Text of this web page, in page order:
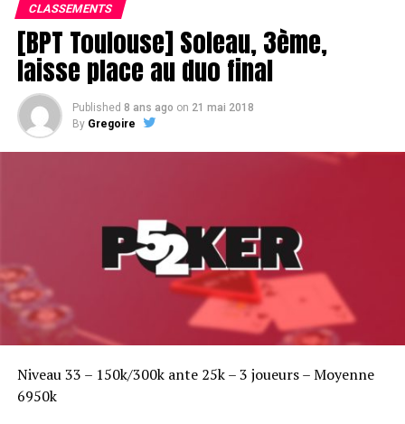
CLASSEMENTS
[BPT Toulouse] Soleau, 3ème,
laisse place au duo final
Published 8 ans ago on 21 mai 2018
By Gregoire
Niveau 33 – 150k/300k ante 25k – 3 joueurs – Moyenne
6950k